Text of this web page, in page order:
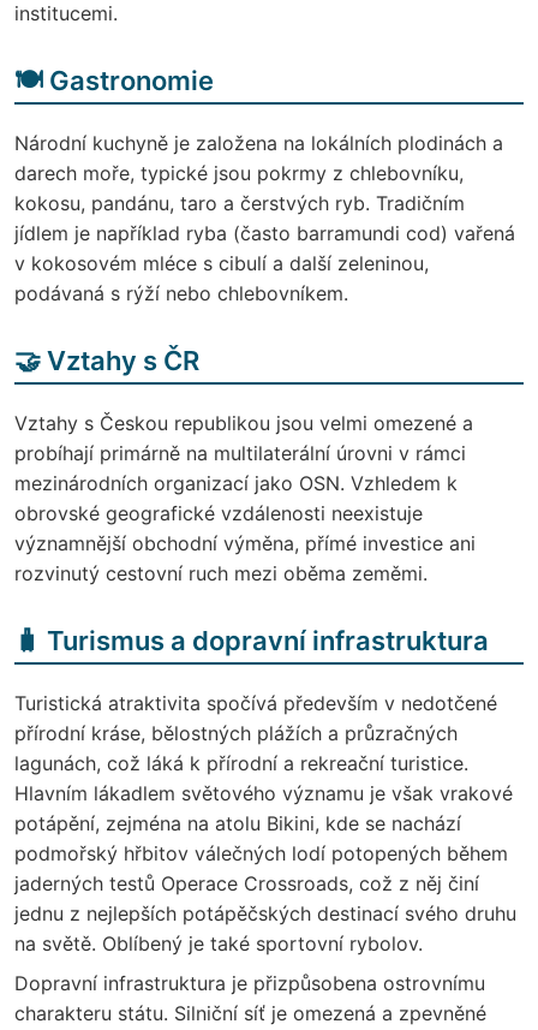
institucemi.
🍽️ Gastronomie
Národní kuchyně je založena na lokálních plodinách a
darech moře, typické jsou pokrmy z chlebovníku,
kokosu, pandánu, taro a čerstvých ryb. Tradičním
jídlem je například ryba (často barramundi cod) vařená
v kokosovém mléce s cibulí a další zeleninou,
podávaná s rýží nebo chlebovníkem.
🤝Vztahy s ČR
Vztahy s Českou republikou jsou velmi omezené a
probíhají primárně na multilaterální úrovni v rámci
mezinárodních organizací jako OSN. Vzhledem k
obrovské geografické vzdálenosti neexistuje
významnější obchodní výměna, přímé investice ani
rozvinutý cestovní ruch mezi oběma zeměmi.
🧳 Turismus a dopravní infrastruktura
Turistická atraktivita spočívá především v nedotčené
přírodní kráse, bělostných plážích a průzračných
lagunách, což láká k přírodní a rekreační turistice.
Hlavním lákadlem světového významu je však vrakové
potápění, zejména na atolu Bikini, kde se nachází
podmořský hřbitov válečných lodí potopených během
jaderných testů Operace Crossroads, což z něj činí
jednu z nejlepších potápěčských destinací svého druhu
na světě. Oblíbený je také sportovní rybolov.
Dopravní infrastruktura je přizpůsobena ostrovnímu
charakteru státu. Silniční síť je omezená a zpevněné